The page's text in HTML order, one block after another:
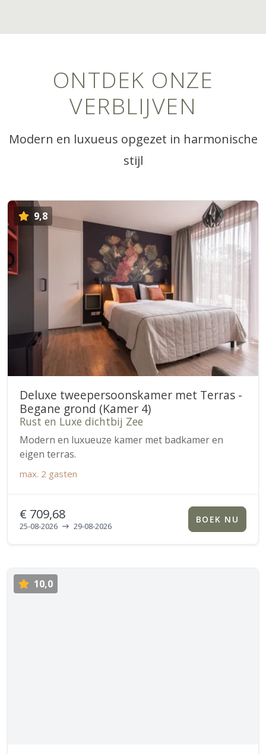
ONTDEK ONZE
VERBLIJVEN
Modern en luxueus opgezet in harmonische
stijl
9,8
Deluxe tweepersoonskamer met Terras -
Begane grond (Kamer 4)
Rust en Luxe dichtbij Zee
Modern en luxueuze kamer met badkamer en
eigen terras.
max. 2 gasten
€ 709,68
25-08-2026 29-08-2026
BOEK NU
10,0